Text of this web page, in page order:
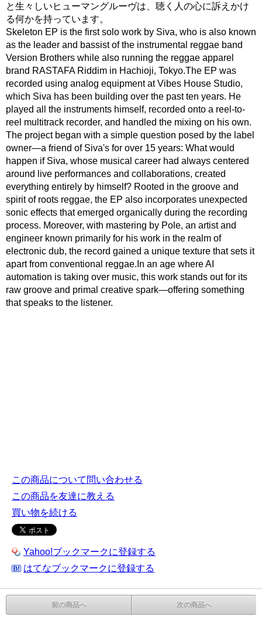
と生々しいヒューマングルーヴは、聴く人の心に訴えかけ
る何かを持っています。
Skeleton EP is the first solo work by Siva, who is also known
as the leader and bassist of the instrumental reggae band
Version Brothers while also running the reggae apparel
brand RASTAFA Riddim in Hachioji, Tokyo.The EP was
recorded using analog equipment at Vibes House Studio,
which Siva has been building over the past ten years. He
played all the instruments himself, recorded onto a reel-to-
reel multitrack recorder, and handled the mixing on his own.
The project began with a simple question posed by the label
owner—a friend of Siva's for over 15 years: What would
happen if Siva, whose musical career had always centered
around live performances and collaborations, created
everything entirely by himself? Rooted in the groove and
spirit of roots reggae, the EP also incorporates unexpected
sonic effects that emerged organically during the recording
process. Moreover, with mastering by Pole, an artist and
engineer known primarily for his work in the realm of
electronic dub, the record gained a unique texture that sets it
apart from conventional reggae.In an age where AI
automation is taking over music, this work stands out for its
raw groove and primal creative spark—offering something
that speaks to the listener.
この商品について問い合わせる
この商品を友達に教える
買い物を続ける
Yahoo!ブックマークに登録する
はてなブックマークに登録する
前の商品へ 次の商品へ